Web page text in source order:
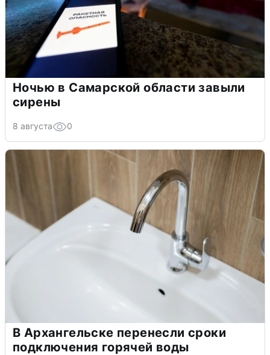
Ночью в Самарской области завыли
сирены
8 августа 0
В Архангельске перенесли сроки
подключения горячей воды